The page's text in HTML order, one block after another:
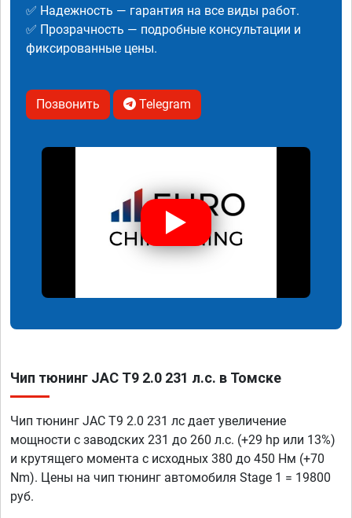
✅ Надежность — гарантия на все виды работ.
✅ Прозрачность — подробные консультации и
фиксированные цены.
Позвонить Telegram
Чип тюнинг JAC T9 2.0 231 л.с. в Томске
Чип тюнинг JAC T9 2.0 231 лс дает увеличение
мощности с заводских 231 до 260 л.с. (+29 hp или 13%)
и крутящего момента с исходных 380 до 450 Нм (+70
Nm). Цены на чип тюнинг автомобиля Stage 1 = 19800
руб.